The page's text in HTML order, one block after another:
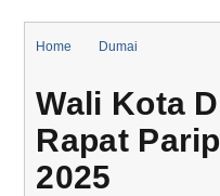
Home
Dumai
Wali Kota
Rapat
2025